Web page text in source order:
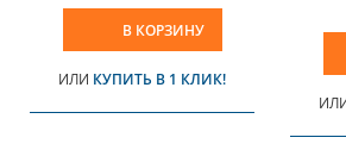
В КОРЗИНУ
ИЛИ КУПИТЬ В 1 КЛИК!